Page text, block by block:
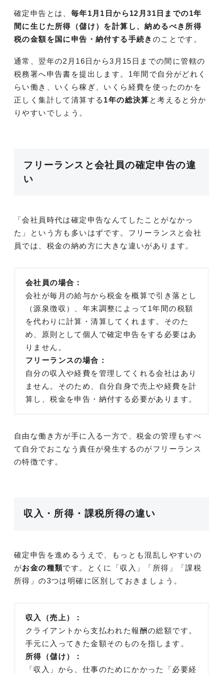
確定申告とは、 毎年1月1日から12月31日までの1年
間に生じた所得（儲け）を計算し、納めるべき所得
税の金額を国に申告・納付する手続き のことです。
通常、翌年の2月16日から3月15日までの間に管轄の
税務署へ申告書を提出します。1年間で自分がどれく
らい働き、いくら稼ぎ、いくら経費を使ったのかを
正しく集計して清算する 1年の総決算 と考えると分か
りやすいでしょう。
フリーランスと会社員の確定申告の違
い
「会社員時代は確定申告なんてしたことがなかっ
た」という方も多いはずです。フリーランスと会社
員では、税金の納め方に大きな違いがあります。
会社員の場合：
会社が毎月の給与から税金を概算で引き落とし
（源泉徴収）、年末調整によって1年間の税額
を代わりに計算・清算してくれます。そのた
め、原則として個人で確定申告をする必要はあ
りません。
フリーランスの場合：
自分の収入や経費を管理してくれる会社はあり
ません。そのため、自分自身で売上や経費を計
算し、税金を申告・納付する必要があります。
自由な働き方が手に入る一方で、税金の管理もすべ
て自分でおこなう責任が発生するのがフリーランス
の特徴です。
収入・所得・課税所得の違い
確定申告を進めるうえで、もっとも混乱しやすいの
がお金の種類です。とくに「収入」「所得」「課税
所得」の3つは明確に区別しておきましょう。
収入（売上）：
クライアントから支払われた報酬の総額です。
手元に入ってきた金額そのものを指します。
所得（儲け）：
「収入」から、仕事のためにかかった「必要経